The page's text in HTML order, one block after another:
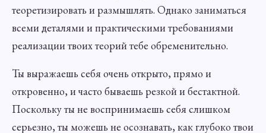
теоретизировать и размышлять. Однако заниматься
всеми деталями и практическими требованиями
реализации твоих теорий тебе обременительно.
Ты выражаешь себя очень открыто, прямо и
откровенно, и часто бываешь резкой и бестактной.
Поскольку ты не воспринимаешь себя слишком
серьезно, ты можешь не осознавать, как глубоко твои